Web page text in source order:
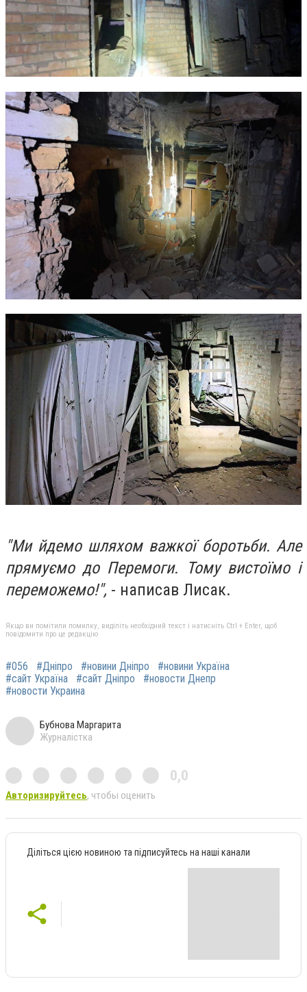
"Ми йдемо шляхом важкої боротьби. Але
прямуємо до Перемоги. Тому вистоїмо і
переможемо!", - написав Лисак.
Якщо ви помітили помилку, виділіть необхідний текст і натисніть Ctrl + Enter, щоб
повідомити про це редакцію
#056 #Дніпро #новини Дніпро
#новини Україна
#сайт Україна
#сайт Дніпро
#новости Днепр
#новости Украина
Бубнова Маргарита
Журналістка
0,0
Авторизируйтесь, чтобы оценить
Діліться цією новиною та підписуйтесь на наші канали